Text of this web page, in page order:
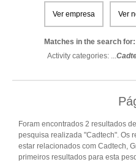
Ver empresa Ver
Matches in the search for:
Activity categories: ...
Foram encontrados 2 resultados
pesquisa realizada "Cadtech". Os
estar relacionados com Cadtech,
primeiros resultados para esta